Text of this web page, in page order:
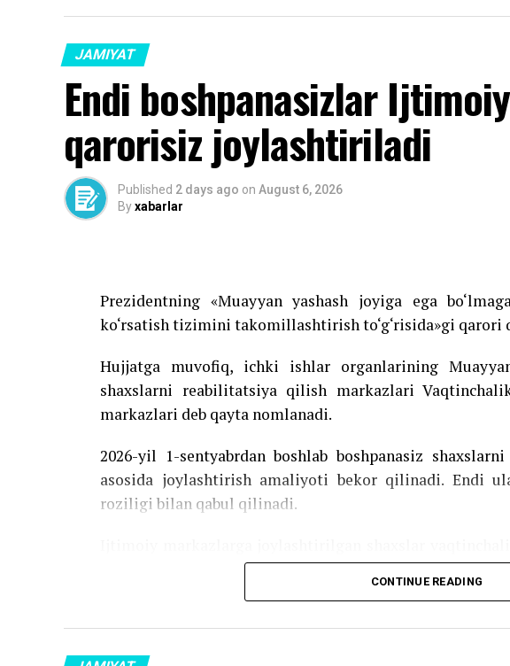
Source link
JAMIYAT
Endi boshpanasizlar
qarorisiz joylashtiriladi
Published 2 days ago on August 6, 2026
Byxabarlar
Prezidentning «Muayyan yashash joyiga ega
ko‘rsatish tizimini takomillashtirish to‘g‘risida»gi qarori
Hujjatga muvofiq, ichki ishlar organlarining
shaxslarni reabilitatsiya qilish markazlari
markazlari deb qayta nomlanadi.
2026-yil 1-sentyabrdan boshlab boshpanasiz
asosida joylashtirish amaliyoti bekor qilinadi. Endi
roziligi bilan qabul qilinadi.
gigiyena vositalari bilan ta’minlanadi. Shuningdek,
2026-yil 1-oktyabrdan boshlab ijtimoiy
qonunchilikda belgilangan tartibda ishsiz deb e’tirof
CONTINUE READING